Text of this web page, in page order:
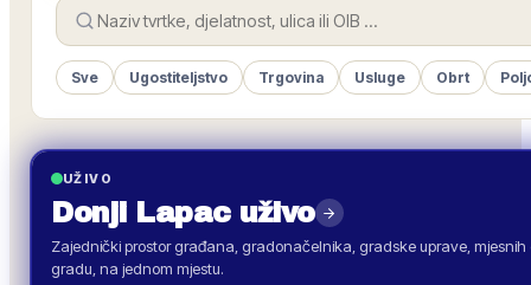
Sve Ugostiteljstvo Trgovina Usluge Obrt
UŽIVO
Donji Lapacuživo
Zajednički prostor građana, gradonačelnika, gradske uprave,
gradu, na jednom mjestu.